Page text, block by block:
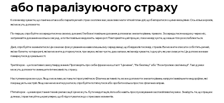
або паралізуючого страху
Коли ви відчуваєте, що панічна атака або паралізуючий страх охоплює вас, важливо мати чіткий план дій, щоб впоратися з цими емоціями. Ось кілька кроків,
які можуть допомогти.
По-перше, спробуйте зосередитися на своєму диханні. Глибоке і повільне дихання допомагає знизити рівень тривоги. Зосередьтеся на вдиху через ніс,
затримайте дихання на кілька секунд, а потім повільно видихніть через рот. Повторюйте цей процес, поки не відчуєте, що ваше тіло розслаблюється.
Далі, спробуйте заземлитися. Це означає фокусування на навколишньому середовищі, щоб відволіктися від страхів. Ви можете описати собі п’ять речей,
які ви бачите, чотири речі, які ви можете доторкнутися, три звуки, які ви чуєте, два запахи, які ви відчуваєте, і одну річ, яку ви смакуєте. Це допоможе вам
повернутися до реальності.
Третій крок - це позитивні самоутвердження. Проговоріть про себе фрази на кшталт "Це мине", "Я в безпеці" або "Я контролюю свої емоції". Такі думки
можуть допомогти зменшити інтенсивність страху.
Наступним кроком є рух. Якщо можливо, встаньте і прогуляйтеся. Фізична активність може допомогти знизити рівень напруги і вивільнити ендорфіни, які
покращують настрій. Якщо ви не можете рухатися, спробуйте потягнутися або зробити кілька простих фізичних вправ.
П’ятий крок - це використання технік релаксації. Це можуть бути медитація, йога або навіть прослуховування заспокійливої музики. Знайдіть те, що працює
для вас, і практикуйте це регулярно, щоб підготуватися до стресових моментів.